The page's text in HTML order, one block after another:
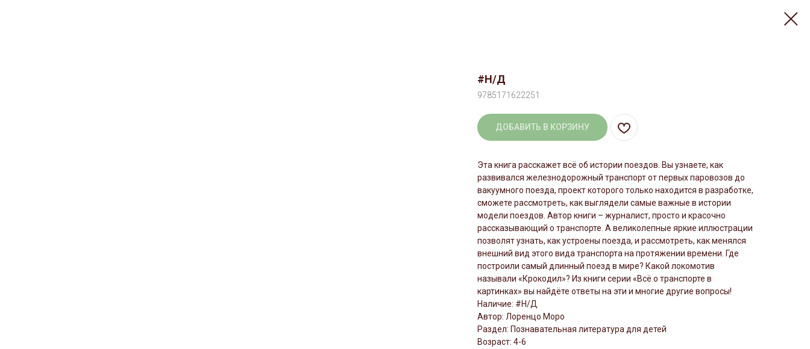
#Н/Д
9785171622251
ДОБАВИТЬ В КОРЗИНУ
Эта книга расскажет всё об истории поездов. Вы узнаете, как
развивался железнодорожный транспорт от первых паровозов до
вакуумного поезда, проект которого только находится в разработке,
сможете рассмотреть, как выглядели самые важные в истории
модели поездов. Автор книги – журналист, просто и красочно
рассказывающий о транспорте. А великолепные яркие иллюстрации
позволят узнать, как устроены поезда, и рассмотреть, как менялся
внешний вид этого вида транспорта на протяжении времени. Где
построили самый длинный поезд в мире? Какой локомотив
называли «Крокодил»? Из книги серии «Всё о транспорте в
картинках» вы найдёте ответы на эти и многие другие вопросы!
Наличие: #Н/Д
Автор: Лоренцо Моро
Раздел: Познавательная литература для детей
Возраст: 4-6